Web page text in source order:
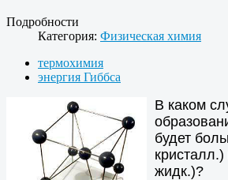
Подробности
Категория: Физическая химия
термохимия
энергия Гиббса
В каком
будет
жидк.)?